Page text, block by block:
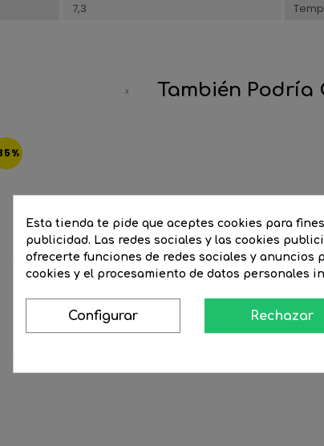
7,3
También Podría
Esta tienda te pide que aceptes cookies para
publicidad. Las redes sociales y las cookies
ofrecerte funciones de redes sociales y anuncios
cookies y el procesamiento de datos personales
Configurar Rechazar